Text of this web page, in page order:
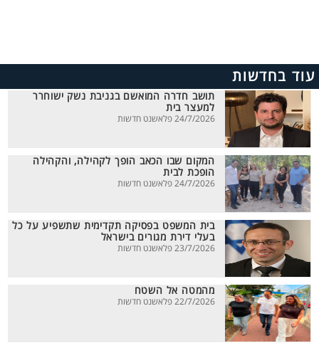
עוד בחדשות
תושב חדרה המואשם בגניבת נשק ישוחרר
למעצר בית
24/7/2026 פלאשנט חדשות
המקום שבו הכאב הופך לקהילה, והקהילה
הופכת לבית
24/7/2026 פלאשנט חדשות
בית המשפט בפסיקה תקדימית שתשפיע על כל
בעלי דירת מגורים בישראל
23/7/2026 פלאשנט חדשות
מהמטה אל השטח
22/7/2026 פלאשנט חדשות